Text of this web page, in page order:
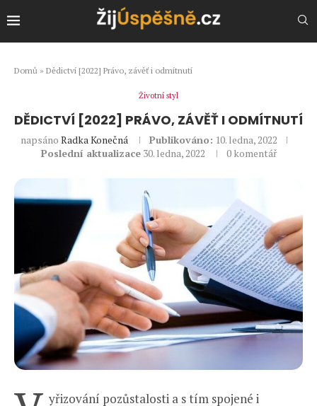
Domů » Dědictví [2022] Právo, závěť i odmítnutí
Životní styl
DĚDICTVÍ [2022] PRÁVO, ZÁVĚŤ I ODMÍTNUTÍ
napsáno Radka Konečná Publikováno: 10. ledna, 2022
Poslední aktualizace 30. ledna, 2022 0 komentář
yřizování pozůstalosti a s tím spojené i